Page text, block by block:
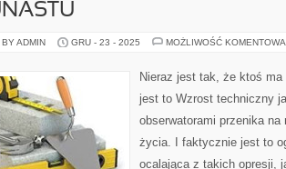
ADMIN GRU - 23 - 2025 MOŻLIWOŚĆ
Nieraz jest tak, że ktoś
jest to Wzrost techniczny
obserwatorami przenika
życia. I faktycznie jest to
ocalająca z takich opresji,